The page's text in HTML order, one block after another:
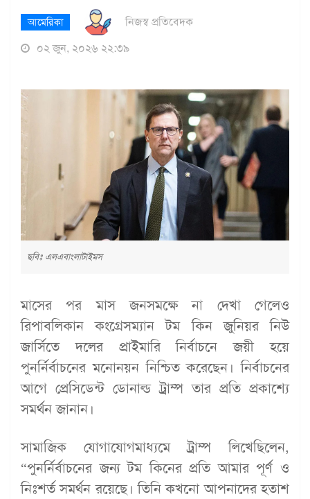
আমেরিকা
নিজস্ব প্রতিবেদক
০২ জুন, ২০২৬ ২২:৩৯
ছবিঃ এলএবাংলাটাইমস
মাসের পর মাস জনসমক্ষে না দেখা গেলেও
রিপাবলিকান কংগ্রেসম্যান টম কিন জুনিয়র নিউ
জার্সিতে দলের প্রাইমারি নির্বাচনে জয়ী হয়ে
পুনর্নির্বাচনের মনোনয়ন নিশ্চিত করেছেন। নির্বাচনের
আগে প্রেসিডেন্ট ডোনাল্ড ট্রাম্প তার প্রতি প্রকাশ্যে
সমর্থন জানান।
সামাজিক যোগাযোগমাধ্যমে ট্রাম্প লিখেছিলেন,
“পুনর্নির্বাচনের জন্য টম কিনের প্রতি আমার পূর্ণ ও
নিঃশর্ত সমর্থন রয়েছে। তিনি কখনো আপনাদের হতাশ